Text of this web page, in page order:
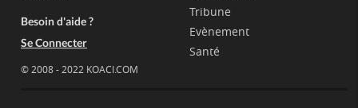
Besoin d'aide ?
Se Connecter
© 2008 - 2022 KOACI.COM
Tribune
Evènement
Santé